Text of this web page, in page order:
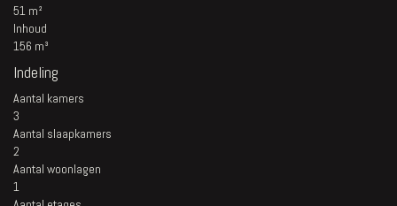
51 m²
Inhoud
156 m³
Indeling
Aantal kamers
3
Aantal slaapkamers
2
Aantal woonlagen
1